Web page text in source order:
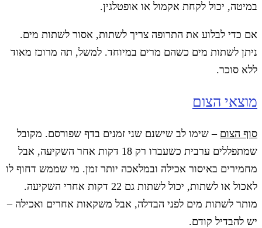
במיטה, יכול לקחת אקמול או אופטלגין.
אם כדי לבלוע את התרופה צריך לשתות, אסור לשתות מים.
ניתן לשתות מים כשהם מרים במיוחד. למשל, תה מרוכז מאוד
ללא סוכר.
מוצאי הצום
סוף הצום – שימו לב שישנם שני זמנים בדף שפורסם. מקובל
שמתפללים ערבית כשעברו רק 18 דקות אחר השקיעה, אבל
מחמירים באיסור אכילה ובמלאכה יותר זמן. מי שממש דחוף לו
לאכול או לשתות, יכול לשתות גם 22 דקות אחרי השקיעה.
מותר לשתות מים לפני הבדלה, אבל משקאות אחרים ואכילה –
יש להבדיל קודם.